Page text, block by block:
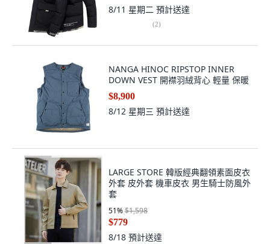
8/11 星期二 預計送達
(2)
NANGA HINOC RIPSTOP INNER
DOWN VEST 開襟羽絨背心 輕量 保暖
$8,900
8/12 星期三 預計送達
LARGE STORE 韓版經典翻領素面皮衣
外套 皮外套 機車皮衣 男生騎士防風外
套
51%$1,598
$779
8/18 預計送達